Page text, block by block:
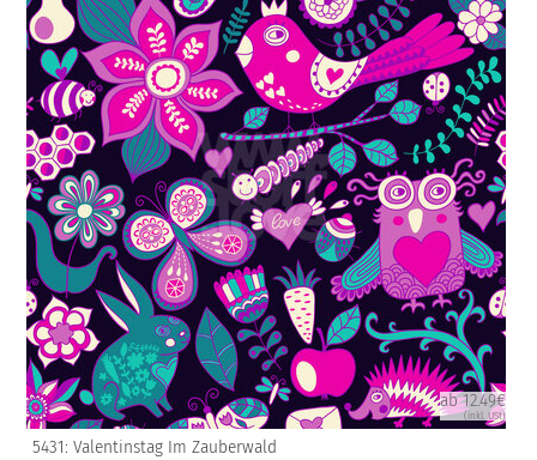
ab 12.49€
(inkl. USt)
5431: Valentinstag Im Zauberwald